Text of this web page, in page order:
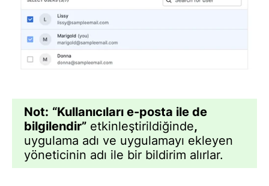
Not: “Kullanıcıları e-posta ile de
bilgilendir” etkinleştirildiğinde,
uygulama adı ve uygulamayı ekleyen
yöneticinin adı ile bir bildirim alırlar.